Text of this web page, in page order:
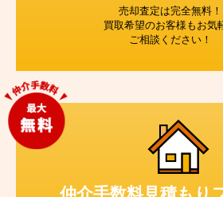
売却査定は完全無料！
買取希望のお客様もお気
ご相談ください！
仲介手数料見積もり